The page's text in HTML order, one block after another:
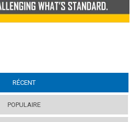
RÉCENT
POPULAIRE